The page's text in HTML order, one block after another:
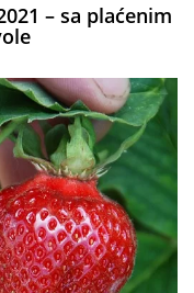
– sa plaćenim